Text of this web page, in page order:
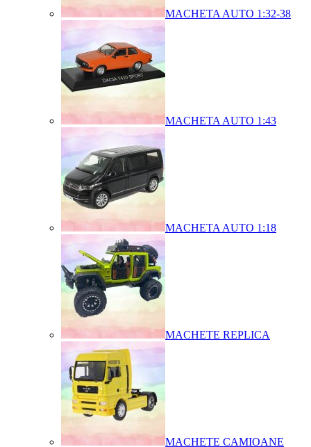
MACHETA AUTO 1:32-38
MACHETA AUTO 1:43
MACHETA AUTO 1:18
MACHETE REPLICA
MACHETE CAMIOANE